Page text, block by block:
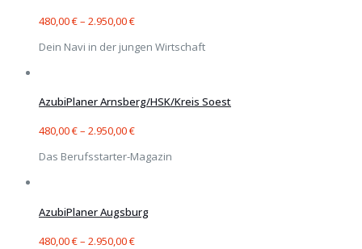
480,00€– 2.950,00€
Dein Navi in der jungen Wirtschaft
AzubiPlaner Arnsberg/HSK/Kreis Soest
480,00€– 2.950,00€
Das Berufsstarter-Magazin
AzubiPlaner Augsburg
480,00€– 2.950,00€